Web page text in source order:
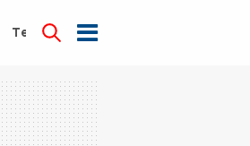
Teknoloji